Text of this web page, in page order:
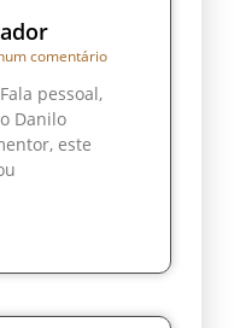
comentário
pessoal,
Danilo
este